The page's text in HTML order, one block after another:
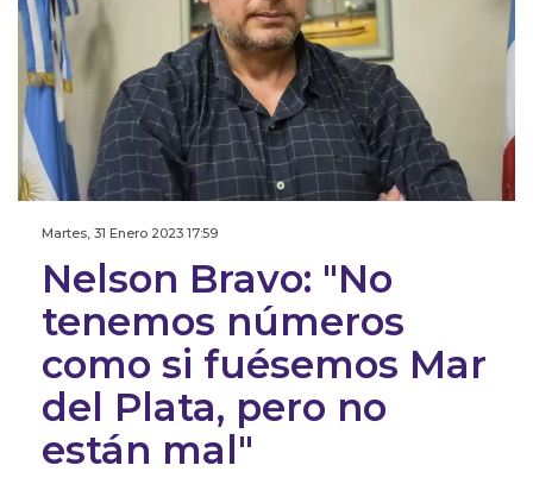
Martes, 31 Enero 2023 17:59
Nelson Bravo: "No
tenemos números
como si fuésemos Mar
del Plata, pero no
están mal"